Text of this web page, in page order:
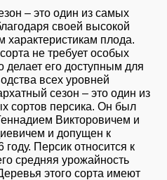
– это один из самых
своей высокой
характеристикам плода.
не требует особых
делает его доступным для
всех уровней
сезон – это один из
сортов персика. Он был
Викторовичем и
и допущен к
Персик относится к
средняя урожайность
этого сорта имеют